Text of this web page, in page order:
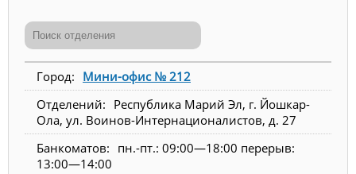
Мини-офис № 212
Республика Марий Эл, г. Йошкар-
Ола, ул. Воинов-Интернационалистов, д. 27
пн.-пт.: 09:00—18:00 перерыв:
13:00—14:00